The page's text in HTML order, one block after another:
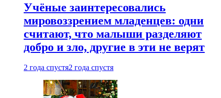
Учёные заинтересовались
мировоззрением младенцев: одни
считают, что малыши разделяют
добро и зло, другие в эти не верят
2 года спустя2 года спустя